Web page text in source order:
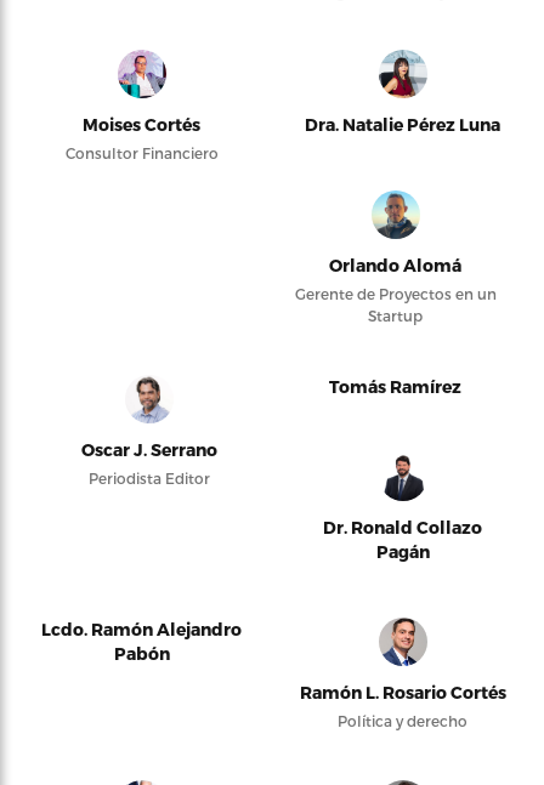
Moises Cortés
Consultor Financiero
Dra. Natalie Pérez Luna
Orlando Alomá
Gerente de Proyectos en un
Startup
Oscar J. Serrano
Periodista Editor
Tomás Ramírez
Dr. Ronald Collazo
Pagán
Lcdo. Ramón Alejandro
Pabón
Ramón L. Rosario Cortés
Política y derecho